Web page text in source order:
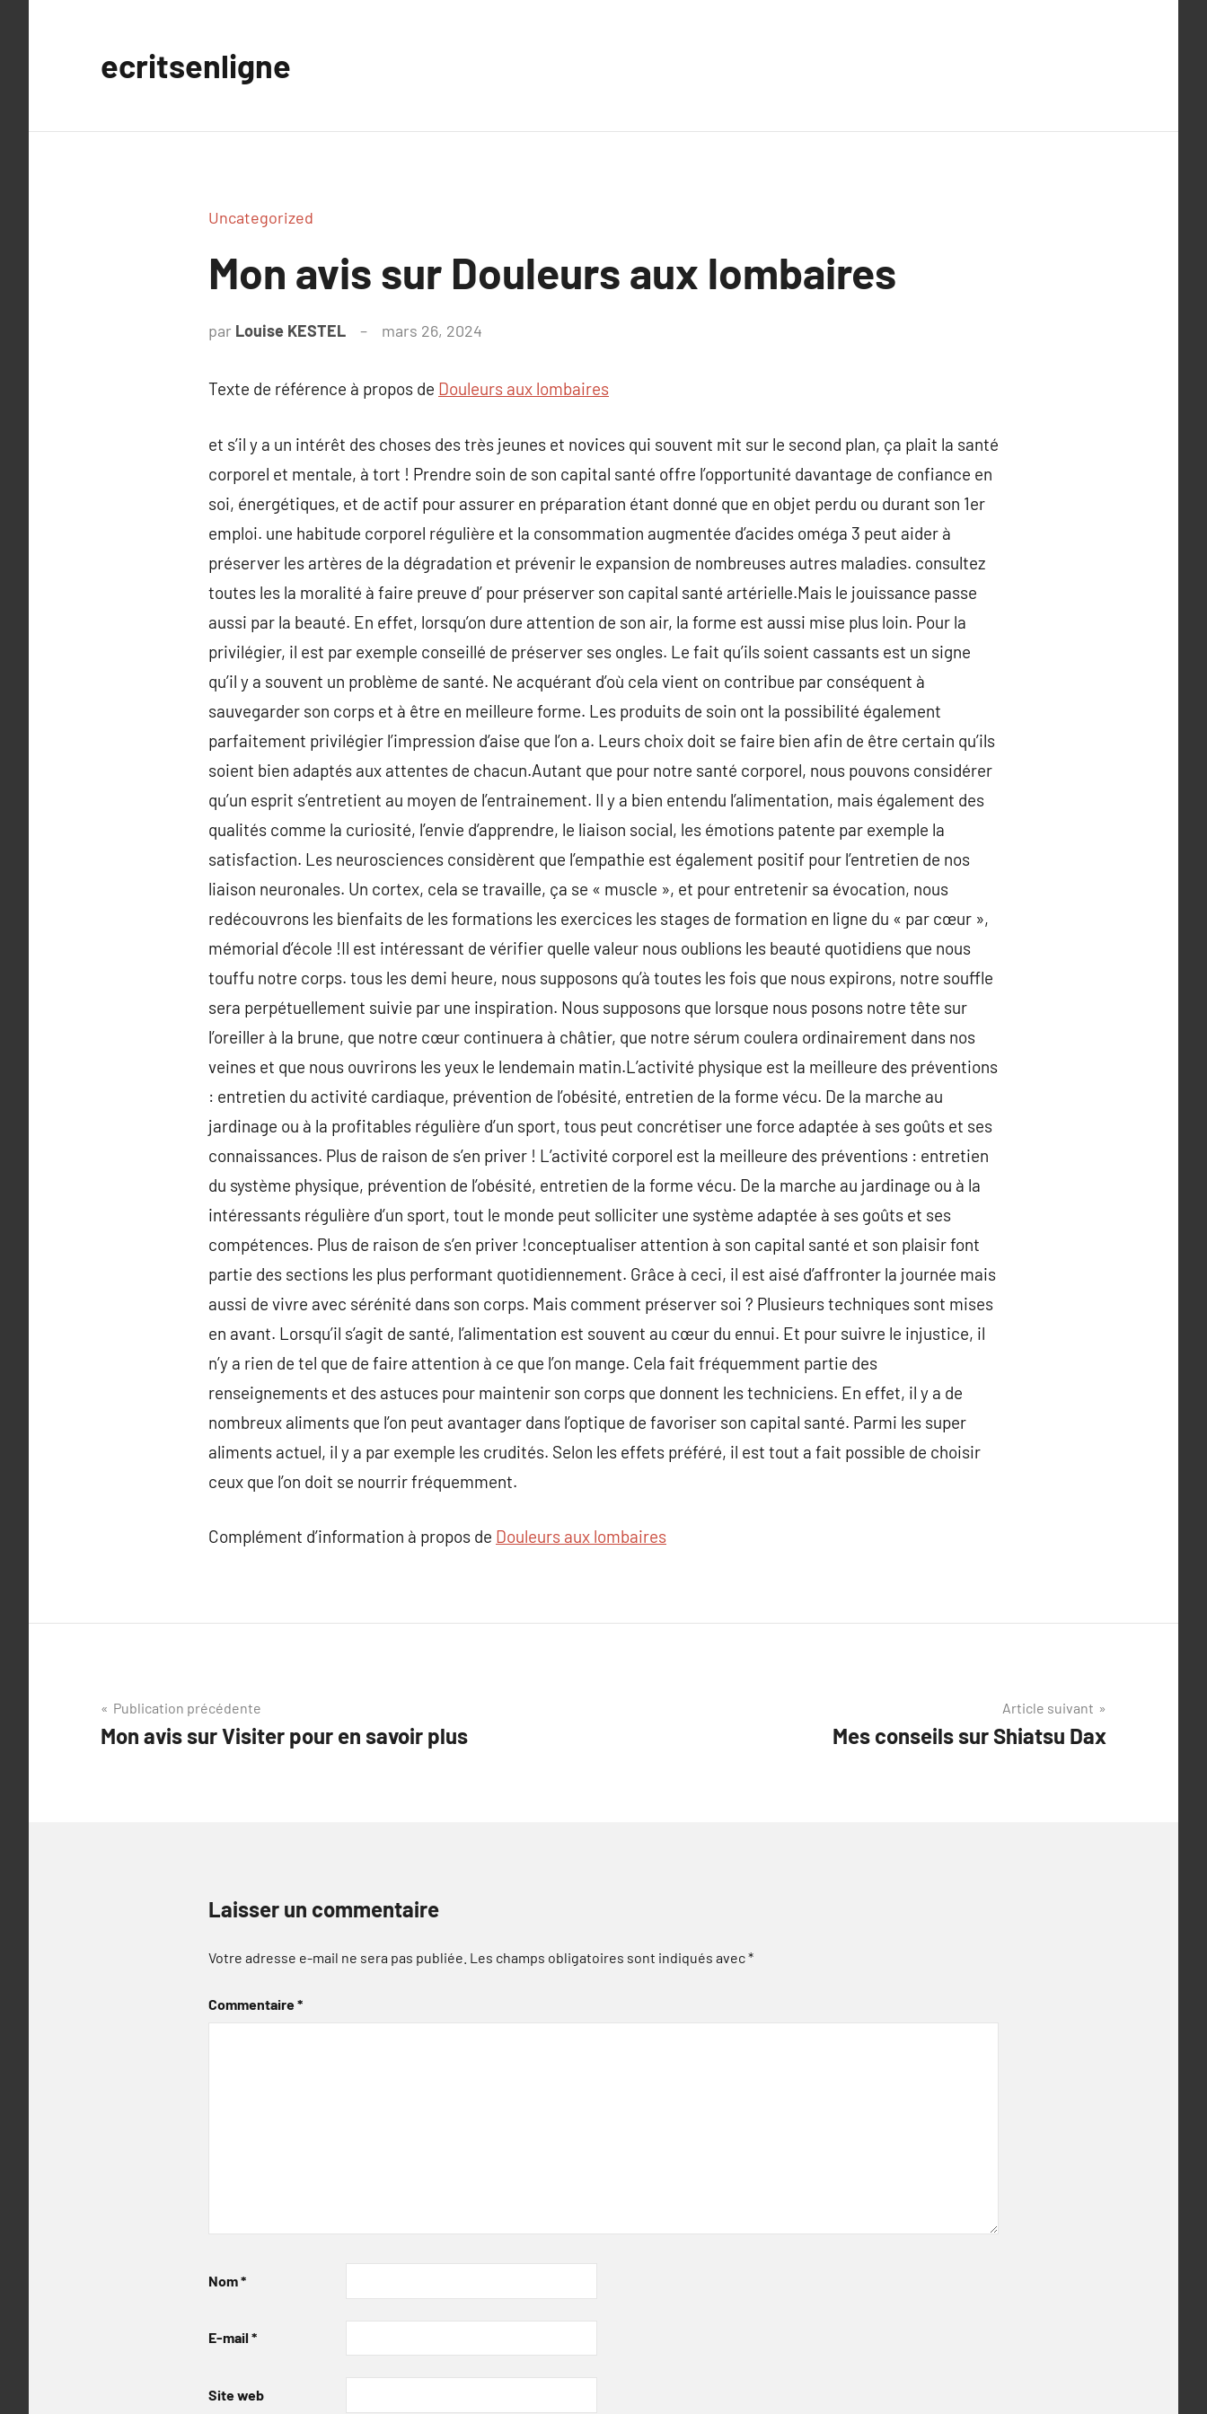
ecritsenligne
Uncategorized
Mon avis sur Douleurs aux lombaires
par Louise KESTEL mars 26, 2024
Texte de référence à propos de Douleurs aux lombaires
et s’il y a un intérêt des choses des très jeunes et novices qui souvent mit sur le second plan, ça plait la santé
corporel et mentale, à tort ! Prendre soin de son capital santé offre l’opportunité davantage de confiance en
soi, énergétiques, et de actif pour assurer en préparation étant donné que en objet perdu ou durant son 1er
emploi. une habitude corporel régulière et la consommation augmentée d’acides oméga 3 peut aider à
préserver les artères de la dégradation et prévenir le expansion de nombreuses autres maladies. consultez
toutes les la moralité à faire preuve d’ pour préserver son capital santé artérielle.Mais le jouissance passe
aussi par la beauté. En effet, lorsqu’on dure attention de son air, la forme est aussi mise plus loin. Pour la
privilégier, il est par exemple conseillé de préserver ses ongles. Le fait qu’ils soient cassants est un signe
qu’il y a souvent un problème de santé. Ne acquérant d’où cela vient on contribue par conséquent à
sauvegarder son corps et à être en meilleure forme. Les produits de soin ont la possibilité également
parfaitement privilégier l’impression d’aise que l’on a. Leurs choix doit se faire bien afin de être certain qu’ils
soient bien adaptés aux attentes de chacun.Autant que pour notre santé corporel, nous pouvons considérer
qu’un esprit s’entretient au moyen de l’entrainement. Il y a bien entendu l’alimentation, mais également des
qualités comme la curiosité, l’envie d’apprendre, le liaison social, les émotions patente par exemple la
satisfaction. Les neurosciences considèrent que l’empathie est également positif pour l’entretien de nos
liaison neuronales. Un cortex, cela se travaille, ça se « muscle », et pour entretenir sa évocation, nous
redécouvrons les bienfaits de les formations les exercices les stages de formation en ligne du « par cœur »,
mémorial d’école !Il est intéressant de vérifier quelle valeur nous oublions les beauté quotidiens que nous
touffu notre corps. tous les demi heure, nous supposons qu’à toutes les fois que nous expirons, notre souffle
sera perpétuellement suivie par une inspiration. Nous supposons que lorsque nous posons notre tête sur
l’oreiller à la brune, que notre cœur continuera à châtier, que notre sérum coulera ordinairement dans nos
veines et que nous ouvrirons les yeux le lendemain matin.L’activité physique est la meilleure des préventions
: entretien du activité cardiaque, prévention de l’obésité, entretien de la forme vécu. De la marche au
jardinage ou à la profitables régulière d’un sport, tous peut concrétiser une force adaptée à ses goûts et ses
connaissances. Plus de raison de s’en priver ! L’activité corporel est la meilleure des préventions : entretien
du système physique, prévention de l’obésité, entretien de la forme vécu. De la marche au jardinage ou à la
intéressants régulière d’un sport, tout le monde peut solliciter une système adaptée à ses goûts et ses
compétences. Plus de raison de s’en priver !conceptualiser attention à son capital santé et son plaisir font
partie des sections les plus performant quotidiennement. Grâce à ceci, il est aisé d’affronter la journée mais
aussi de vivre avec sérénité dans son corps. Mais comment préserver soi ? Plusieurs techniques sont mises
en avant. Lorsqu’il s’agit de santé, l’alimentation est souvent au cœur du ennui. Et pour suivre le injustice, il
n’y a rien de tel que de faire attention à ce que l’on mange. Cela fait fréquemment partie des
renseignements et des astuces pour maintenir son corps que donnent les techniciens. En effet, il y a de
nombreux aliments que l’on peut avantager dans l’optique de favoriser son capital santé. Parmi les super
aliments actuel, il y a par exemple les crudités. Selon les effets préféré, il est tout a fait possible de choisir
ceux que l’on doit se nourrir fréquemment.
Complément d’information à propos de Douleurs aux lombaires
Navigation
de
Publication précédente
Mon avis sur Visiter pour en savoir plus
Article suivant
Mes conseils sur Shiatsu Dax
Laisser un commentaire
Votre adresse e-mail ne sera pas publiée. Les champs obligatoires sont indiqués avec*
Commentaire*
Nom*
E-mail *
Site web